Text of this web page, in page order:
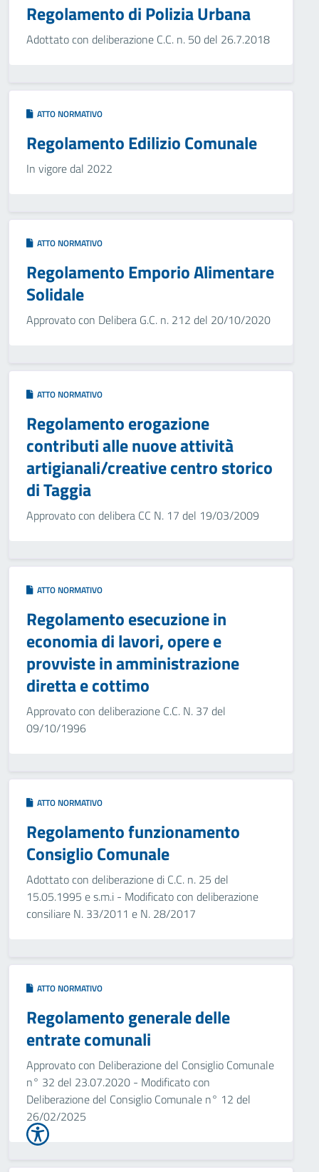
Regolamento di Polizia Urbana
Adottato con deliberazione C.C. n. 50 del 26.7.2018
ATTO NORMATIVO
Regolamento Edilizio Comunale
In vigore dal 2022
ATTO NORMATIVO
Regolamento Emporio Alimentare
Solidale
Approvato con Delibera G.C. n. 212 del 20/10/2020
ATTO NORMATIVO
Regolamento erogazione
contributi alle nuove attività
artigianali/creative centro storico
di Taggia
Approvato con delibera CC N. 17 del 19/03/2009
ATTO NORMATIVO
Regolamento esecuzione in
economia di lavori, opere e
provviste in amministrazione
diretta e cottimo
Approvato con deliberazione C.C. N. 37 del
09/10/1996
ATTO NORMATIVO
Regolamento funzionamento
Consiglio Comunale
Adottato con deliberazione di C.C. n. 25 del
15.05.1995 e s.m.i - Modificato con deliberazione
consiliare N. 33/2011 e N. 28/2017
ATTO NORMATIVO
Regolamento generale delle
entrate comunali
Approvato con Deliberazione del Consiglio Comunale
n° 32 del 23.07.2020 - Modificato con
Deliberazione del Consiglio Comunale n° 12 del
26/02/2025